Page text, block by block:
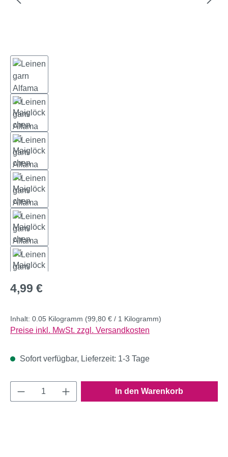
Regulärer Preis:
4,99 €
Inhalt: 0.05 Kilogramm (99,80 € / 1 Kilogramm)
Preise inkl. MwSt. zzgl. Versandkosten
Sofort verfügbar, Lieferzeit: 1-3 Tage
Produkt Anzahl: Gib den gewünschten
In den Warenkorb